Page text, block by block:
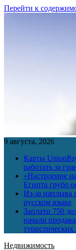
Перейти к
9 августа, 2026
Карты
работать за
«Настроение
Египта грубо
Из-за наплыва
русском языке
Заплати 750
начали
туристических
Недвижимость